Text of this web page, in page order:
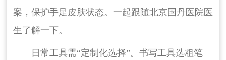
案，保护手足皮肤状态。一起跟随北京国丹医院医
生了解一下。
日常工具需“定制化选择”。书写工具选粗笔